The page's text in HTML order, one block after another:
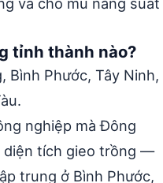
tỉnh thành nào?
Bình Phước, Tây Ninh,
nghiệp mà Đông
diện tích gieo trồng —
trung ở Bình Phước,